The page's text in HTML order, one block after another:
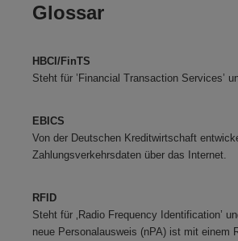
Glossar
HBCI/FinTS
Steht für ’Financial Transaction Services’
EBICS
Von der Deutschen Kreditwirtschaft
Zahlungsverkehrsdaten über das Internet.
RFID
Steht für ‚Radio Frequency Identification’
neue Personalausweis (nPA) ist